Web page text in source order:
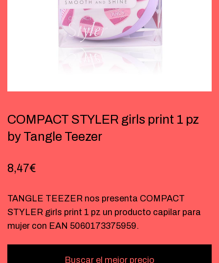
COMPACT STYLER girls print 1 pz
by Tangle Teezer
8,47€
TANGLE TEEZER nos presenta COMPACT
STYLER girls print 1 pz un producto capilar para
mujer con EAN 5060173375959.
Buscar el mejor precio